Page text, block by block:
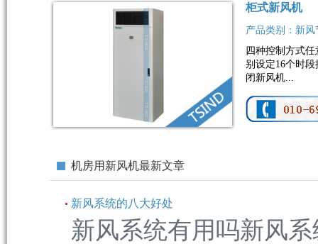
柜式新风机
产品类别：新风
四种控制方式
别设定16个时
闭新风机...
机房用新风机最新文章
新风系统的八大好处
新风系统有用吗新风